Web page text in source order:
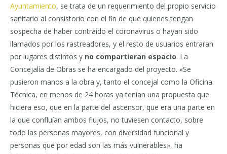
Ayuntamiento, se trata de un requerimiento del propio servicio
sanitario al consistorio con el fin de que quienes tengan
sospecha de haber contraído el coronavirus o hayan sido
llamados por los rastreadores, y el resto de usuarios entraran
por lugares distintos y no compartieran espacio. La
Concejalía de Obras se ha encargado del proyecto. «Se
pusieron manos a la obra y, tanto el concejal como la Oficina
Técnica, en menos de 24 horas ya tenían una propuesta que
hiciera eso, que en la parte del ascensor, que era una parte en
la que confluían ambos flujos, no tuviesen contacto, sobre
todo las personas mayores, con diversidad funcional y
personas que por edad son las más vulnerables», ha